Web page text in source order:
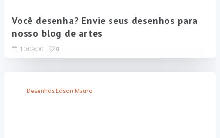
Você desenha? Envie seus desenhos para
nosso blog de artes
10:09:00 0
Desenhos Edson Mauro